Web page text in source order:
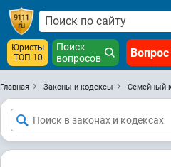
Юристы
ТОП-10
Поиск
вопросов
Главная Законы и кодексы Семейный